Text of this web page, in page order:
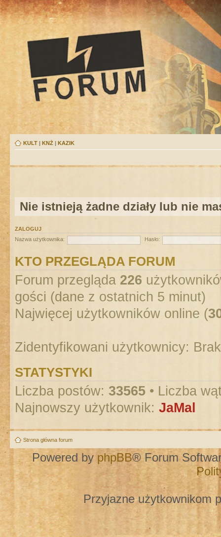
KULT | KNŻ | KAZIK
Nie istnieją żadne działy lub nie
ZALOGUJ
Nazwa użytkownika:
Hasło:
KTO PRZEGLĄDA FORUM
Forum przegląda 226
gości (dane z ostatnich 5 minut)
Najwięcej użytkowników online (
Zidentyfikowani użytkownicy:
STATYSTYKI
Liczba postów: 33565 • Liczba
Najnowszy użytkownik: JaMal
Strona główna forum
Powered by phpBB® Forum
Przyjazne użytkownikom